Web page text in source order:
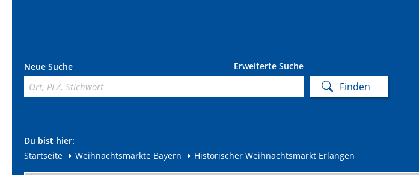
Neue Suche Erweiterte Suche
Du bist hier:
Startseite
Weihnachtsmärkte Bayern Historischer Weihnachtsmarkt Erlangen